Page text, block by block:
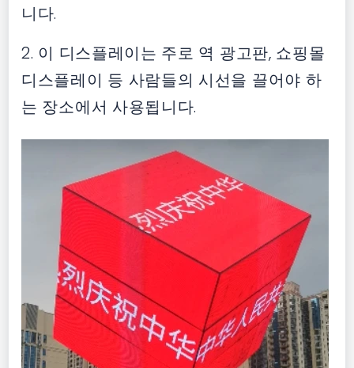
니다.
2. 이 디스플레이는 주로 역 광고판, 쇼핑몰
디스플레이 등 사람들의 시선을 끌어야 하
는 장소에서 사용됩니다.